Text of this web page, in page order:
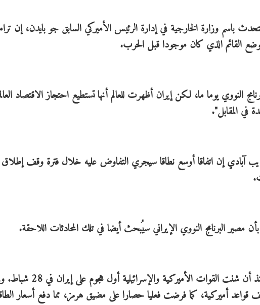
باسم وزارة الخارجية في إدارة الرئيس الأميركي السابق جو بايدن، إن
القائم الذي كان موجودا قبل الحرب.
النووي يوما ما، لكن إيران أظهرت للعالم أنها تستطيع احتجاز الاقتصاد
في المقابل".
آبادي إن اتفاقا أوسع نطاقا سيجري التفاوض عليه خلال فترة وقف إطلاق
البرنامج النووي الإيراني سيُبحث أيضا في تلك المحادثات اللاحقة.
وقُتل الآلاف، معظمهم في إيران ولبنان، منذ أن شنت القوات
أميركية، كما فرضت فعليا حصارا على مضيق هرمز، مما دفع أسعار